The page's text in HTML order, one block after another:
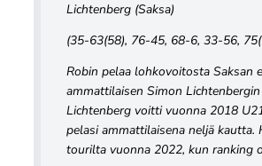
Lichtenberg (Saksa)
(35-63(58), 76-45, 68-6, 33-56,
Robin pelaa lohkovoitosta Saksan
ammattilaisen Simon Lichtenbergin
Lichtenberg voitti vuonna 2018
pelasi ammattilaisena neljä kautta.
tourilta vuonna 2022, kun ranking